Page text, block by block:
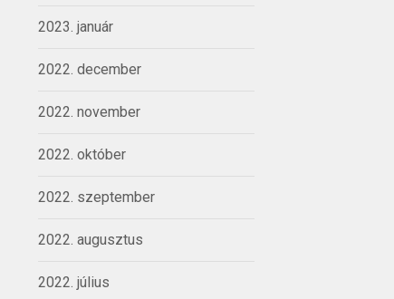
2023. január
2022. december
2022. november
2022. október
2022. szeptember
2022. augusztus
2022. július